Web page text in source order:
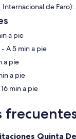
y seco, más cálido
y seco
durante el día, ideal
Internacional de
18 min a pie
‪Cantinho do Mar - ‬A 5 min a pie
min a pie
13 min a pie
Da Praia - ‬A 16 min a pie
Quinta